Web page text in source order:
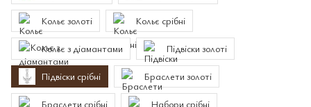
Кольє золоті Кольє срібні
Кольє з діамантами Підвіски золоті
Підвіски срібні Браслети золоті
Браслети срібні Набори срібні